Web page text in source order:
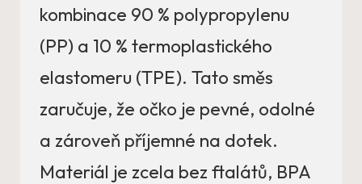
kombinace 90 % polypropylenu
(PP) a 10 % termoplastického
elastomeru (TPE). Tato směs
zaručuje, že očko je pevné, odolné
a zároveň příjemné na dotek.
Materiál je zcela bez ftalátů, BPA